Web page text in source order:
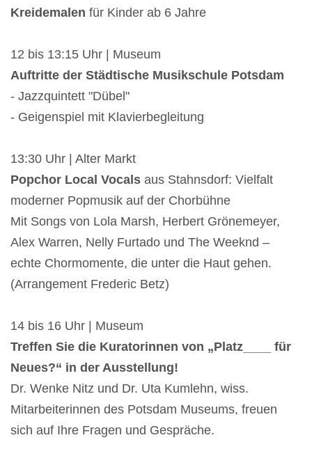
Kreidemalen für Kinder ab 6 Jahre
12 bis 13:15 Uhr | Museum
Auftritte der Städtische Musikschule Potsdam
- Jazzquintett "Dübel"
- Geigenspiel mit Klavierbegleitung
13:30 Uhr | Alter Markt
Popchor Local Vocals aus Stahnsdorf: Vielfalt
moderner Popmusik auf der Chorbühne
Mit Songs von Lola Marsh, Herbert Grönemeyer,
Alex Warren, Nelly Furtado und The Weeknd –
echte Chormomente, die unter die Haut gehen.
(Arrangement Frederic Betz)
14 bis 16 Uhr | Museum
Treffen Sie die Kuratorinnen von „Platz____ für
Neues?“ in der Ausstellung!
Dr. Wenke Nitz und Dr. Uta Kumlehn, wiss.
Mitarbeiterinnen des Potsdam Museums, freuen
sich auf Ihre Fragen und Gespräche.